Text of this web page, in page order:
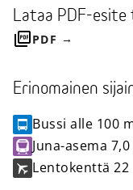
Lataa PDF-
PDF
Erinomainen
Bussi alle 100
Juna-asema
Lentokenttä 22